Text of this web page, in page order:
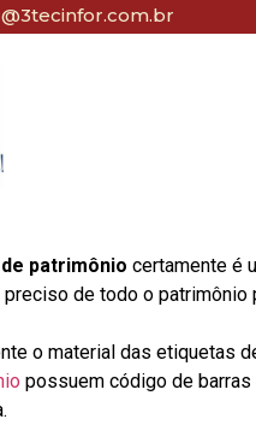
patrimônio certamente é
de todo o patrimônio
o material das etiquetas
possuem código de